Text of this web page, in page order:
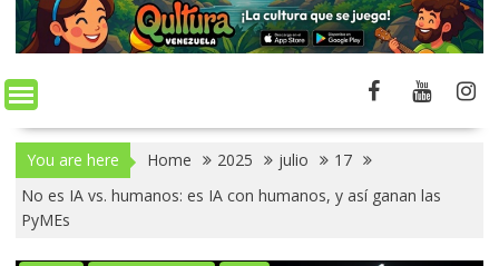
You are here Home 2025 julio
17
No es IA vs. humanos: es IA con humanos, y así ganan las
PyMEs